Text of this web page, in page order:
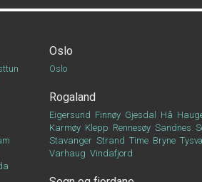
Oslo
Oslo
Rogaland
Eigersund Finnøy Gjesdal Hå
Karmøy Klepp Rennesøy Sandnes
Stavanger Strand Time Bryne
Varhaug Vindafjord